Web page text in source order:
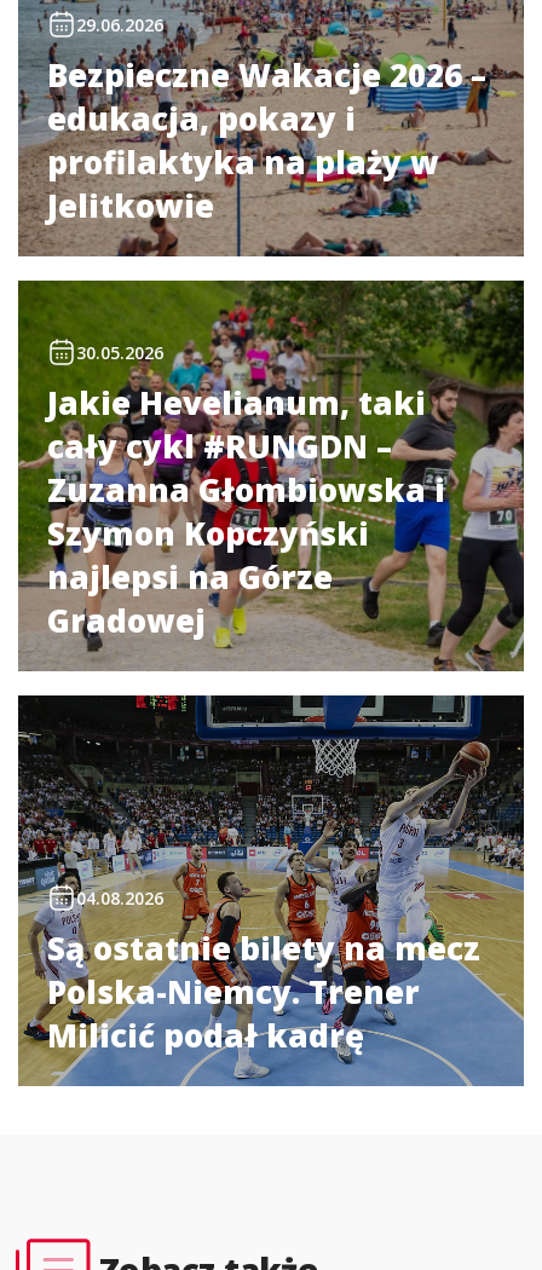
29.06.2026
Bezpieczne Wakacje 2026 –
edukacja, pokazy i
profilaktyka na plaży w
Jelitkowie
30.05.2026
Jakie Hevelianum, taki
cały cykl #RUNGDN –
Zuzanna Głombiowska i
Szymon Kopczyński
najlepsi na Górze
Gradowej
04.08.2026
Są ostatnie bilety na mecz
Polska-Niemcy. Trener
Milicić podał kadrę